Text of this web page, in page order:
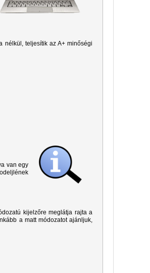
nélkül, teljesítik az A+ minőségi
van egy
kijelzőre meglátja rajta a
a matt módozatot ajánljuk,